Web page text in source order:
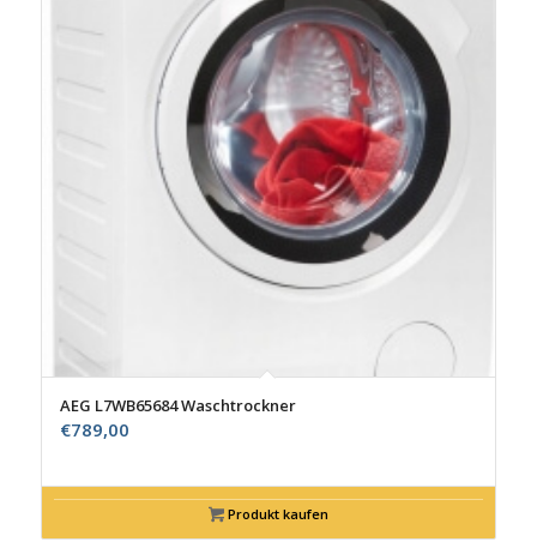
AEG L7WB65684 Waschtrockner
€789,00
Produkt kaufen